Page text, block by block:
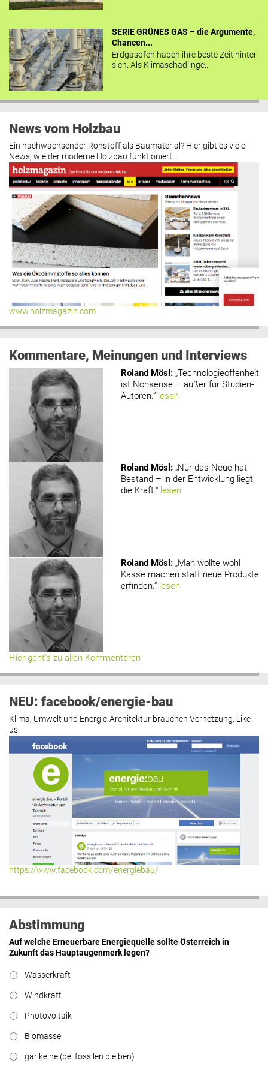
SERIE GRÜNES GAS – die Argumente,
Chancen...
Erdgasöfen haben ihre beste Zeit hinter
sich. Als Klimaschädlinge...
News vom Holzbau
Ein nachwachsender Rohstoff als Baumaterial? Hier gibt es viele
News, wie der moderne Holzbau funktioniert.
www.holzmagazin.com
Kommentare, Meinungen und Interviews
Roland Mösl : „Technologieoffenheit
ist Nonsense – außer für Studien-
Autoren.“ lesen
Roland Mösl : „Nur das Neue hat
Bestand – in der Entwicklung liegt
die Kraft.“ lesen
Roland Mösl : „Man wollte wohl
Kasse machen statt neue Produkte
erfinden.“ lesen
Hier geht’s zu allen Kommentaren
NEU: facebook/energie-bau
Klima, Umwelt und Energie-Architektur brauchen Vernetzung. Like
us!
https://www.facebook.com/energiebau/
Abstimmung
Auf welche Erneuerbare Energiequelle sollte Österreich in
Zukunft das Hauptaugenmerk legen?
Wasserkraft
Windkraft
Photovoltaik
Biomasse
gar keine (bei fossilen bleiben)